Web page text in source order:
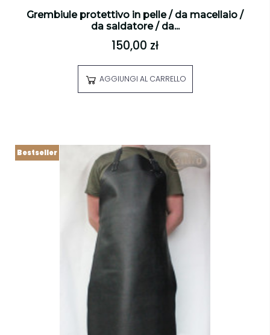
Grembiule protettivo in pelle / da macellaio /
da saldatore / da...
150,00 zł
AGGIUNGI AL CARRELLO
Bestseller